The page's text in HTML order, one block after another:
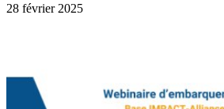
28 février 2025